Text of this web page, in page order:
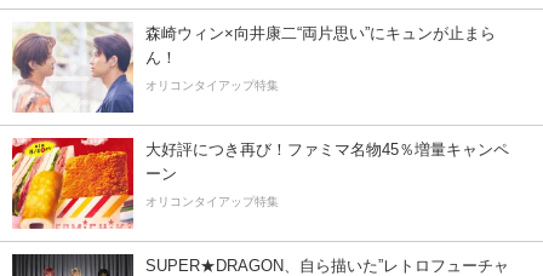
森崎ウィン×向井康二“両片思い”にキュンが止まら
ん！
オリコンタイアップ特集
大好評につき再び！ファミマ名物45％増量キャンペ
ーン
オリコンタイアップ特集
SUPER★DRAGON、自ら描いた”レトロフューチャ